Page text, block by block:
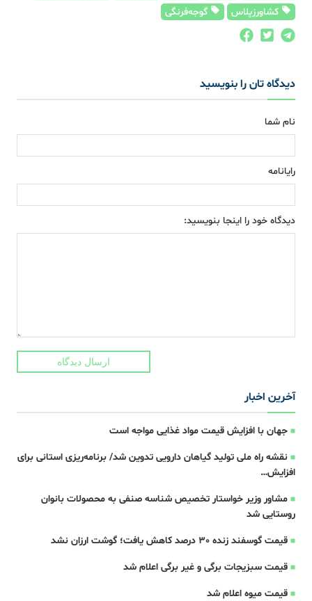
کشاورزپلاس
گوجه‌فرنگی
دیدگاه تان را بنویسید
نام شما
رایانامه
دیدگاه خود را اینجا بنویسید:
ارسال دیدگاه
آخرین اخبار
جهان با افزایش قیمت مواد غذایی مواجه است
نقشه راه ملی تولید گیاهان دارویی تدوین شد/ برنامه‌ریزی استانی برای
افزایش…
مشاور وزیر خواستار تخصیص شناسه صنفی به محصولات بانوان
روستایی شد
قیمت گوسفند زنده 30 درصد کاهش یافت؛ گوشت ارزان نشد
قیمت سبزیجات برگی و غیر برگی اعلام شد
قیمت میوه اعلام شد